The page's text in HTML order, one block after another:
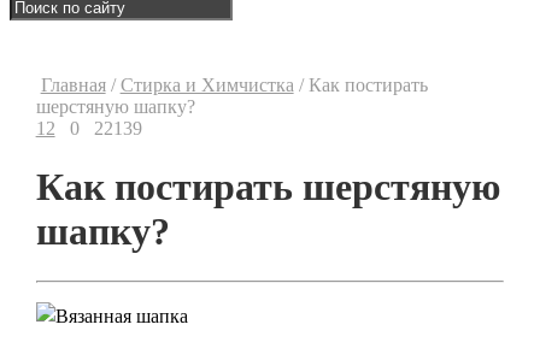
Главная/Стирка и Химчистка /Как постирать
шерстяную шапку?
12
0 22139
Как постирать шерстяную
шапку?